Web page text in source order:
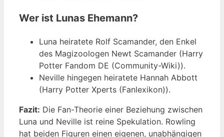
Wer ist Lunas Ehemann?
Luna heiratete Rolf Scamander, den Enkel
des Magizoologen Newt Scamander (Harry
Potter Fandom DE (Community-Wiki)).
Neville hingegen heiratete Hannah Abbott
(Harry Potter Xperts (Fanlexikon)).
Fazit: Die Fan-Theorie einer Beziehung zwischen
Luna und Neville ist reine Spekulation. Rowling
hat beiden Figuren einen eigenen, unabhängigen